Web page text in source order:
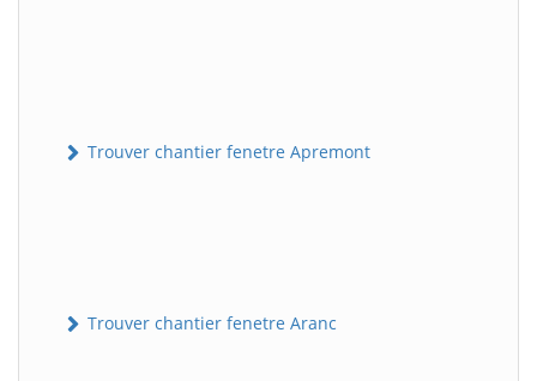
Trouver chantier fenetre Apremont
Trouver chantier fenetre Aranc